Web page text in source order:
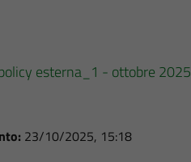
esterna_1 - ottobre 2025
23/10/2025, 15:18